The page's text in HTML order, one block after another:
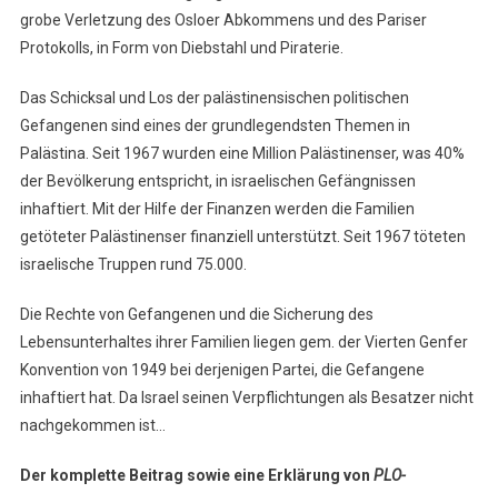
grobe Verletzung des Osloer Abkommens und des Pariser
Protokolls, in Form von Diebstahl und Piraterie.
Das Schicksal und Los der palästinensischen politischen
Gefangenen sind eines der grundlegendsten Themen in
Palästina. Seit 1967 wurden eine Million Palästinenser, was 40%
der Bevölkerung entspricht, in israelischen Gefängnissen
inhaftiert. Mit der Hilfe der Finanzen werden die Familien
getöteter Palästinenser finanziell unterstützt. Seit 1967 töteten
israelische Truppen rund 75.000.
Die Rechte von Gefangenen und die Sicherung des
Lebensunterhaltes ihrer Familien liegen gem. der Vierten Genfer
Konvention von 1949 bei derjenigen Partei, die Gefangene
inhaftiert hat. Da Israel seinen Verpflichtungen als Besatzer nicht
nachgekommen ist…
Der komplette Beitrag sowie eine Erklärung von PLO-